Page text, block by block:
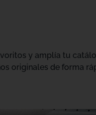
y amplía tu
originales de forma